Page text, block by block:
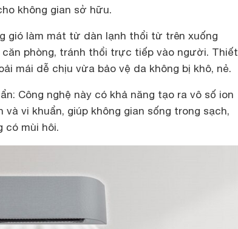
không gian sở hữu.
gió làm mát từ dàn lạnh thổi từ trên xuống
phòng, tránh thổi trực tiếp vào người. Thiết
mái dễ chịu vừa bảo vệ da không bị khô, nẻ.
Công nghệ này có khả năng tạo ra vô số ion
vi khuẩn, giúp không gian sống trong sạch,
có mùi hôi.